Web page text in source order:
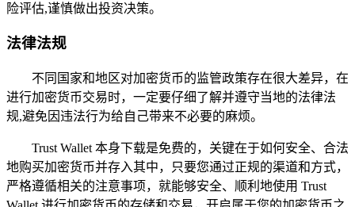
险评估,谨慎做出投资决策。
法律法规
不同国家和地区对加密货币的监管政策存在很大差异，在
进行加密货币交易时，一定要仔细了解并遵守当地的法律法
规,避免因违法行为给自己带来不必要的麻烦。
Trust Wallet 本身下载是免费的，关键在于如何安全、合法
地购买加密货币并存入其中，只要您通过正规的渠道和方式，
严格遵循相关的注意事项，就能够安全、顺利地使用 Trust